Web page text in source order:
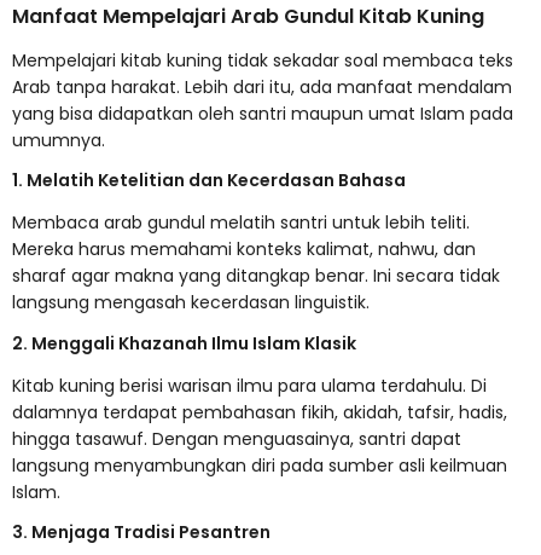
Manfaat Mempelajari Arab Gundul Kitab Kuning
Mempelajari kitab kuning tidak sekadar soal membaca teks
Arab tanpa harakat. Lebih dari itu, ada manfaat mendalam
yang bisa didapatkan oleh santri maupun umat Islam pada
umumnya.
1. Melatih Ketelitian dan Kecerdasan Bahasa
Membaca arab gundul melatih santri untuk lebih teliti.
Mereka harus memahami konteks kalimat, nahwu, dan
sharaf agar makna yang ditangkap benar. Ini secara tidak
langsung mengasah kecerdasan linguistik.
2. Menggali Khazanah Ilmu Islam Klasik
Kitab kuning berisi warisan ilmu para ulama terdahulu. Di
dalamnya terdapat pembahasan fikih, akidah, tafsir, hadis,
hingga tasawuf. Dengan menguasainya, santri dapat
langsung menyambungkan diri pada sumber asli keilmuan
Islam.
3. Menjaga Tradisi Pesantren